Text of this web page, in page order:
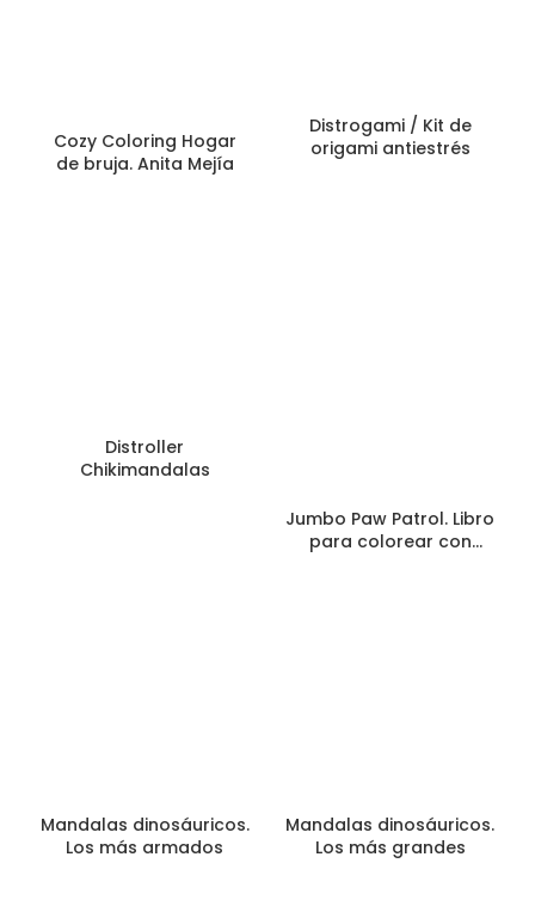
Cozy Coloring Hogar
de bruja. Anita Mejía
Distrogami / Kit de
origami antiestrés
Distroller
Chikimandalas
Jumbo Paw Patrol. Libro
para colorear con
Mandalas dinosáuricos.
Los más armados
Mandalas dinosáuricos.
Los más grandes